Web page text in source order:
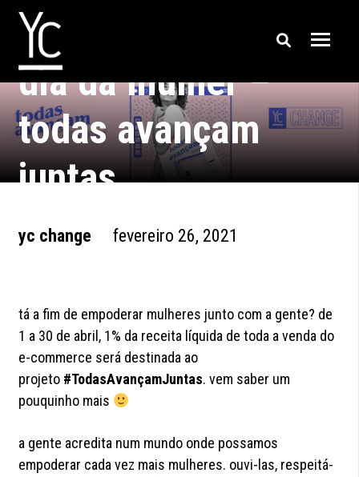
dia da mulher –
todas avançam
juntas
yc change fevereiro 26, 2021
tá a fim de empoderar mulheres junto com a gente? de
1 a 30 de abril, 1% da receita líquida de toda a venda do
e-commerce será destinada ao
projeto #TodasAvançamJuntas. vem saber um
pouquinho mais
a gente acredita num mundo onde possamos
empoderar cada vez mais mulheres. ouvi-las, respeitá-